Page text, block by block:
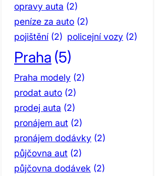
opravy auta (2)
peníze za auto (2)
pojištění (2) policejní vozy (2)
Praha (5)
Praha modely (2)
prodat auto (2)
prodej auta (2)
pronájem aut (2)
pronájem dodávky (2)
půjčovna aut (2)
půjčovna dodávek (2)